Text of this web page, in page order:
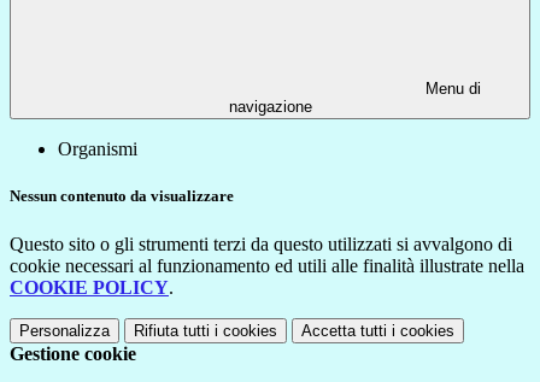
Menu di
navigazione
Organismi
Nessun contenuto da visualizzare
Questo sito o gli strumenti terzi da questo utilizzati si avvalgono di
cookie necessari al funzionamento ed utili alle finalità illustrate nella
COOKIE POLICY.
Personalizza Rifiuta tutti i cookies Accetta tutti i cookies
Gestione cookie